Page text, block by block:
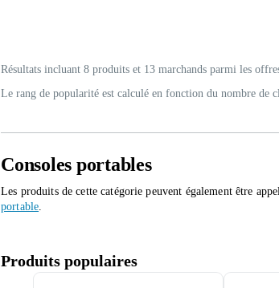
Résultats incluant 8 produits et 13 marchands parmi les
Le rang de popularité est calculé en fonction du nombre de
Consoles portables
Les produits de cette catégorie peuvent également être
portable.
Produits populaires